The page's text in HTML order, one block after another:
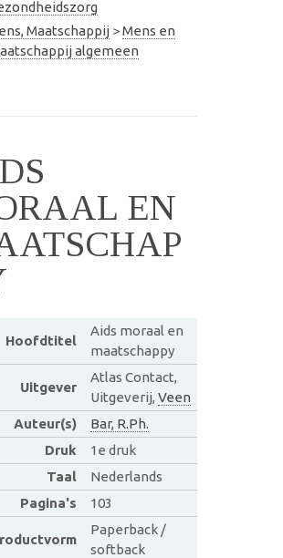
Maatschappij >Mens en
algemeen
EN
Hoofdtitel
Aids moraal en
maatschappy
Uitgever
Atlas Contact,
Uitgeverij, Veen
Auteur(s)
Bar, R.Ph.
Druk
1e druk
Taal
Nederlands
Pagina's
103
Paperback /
softback